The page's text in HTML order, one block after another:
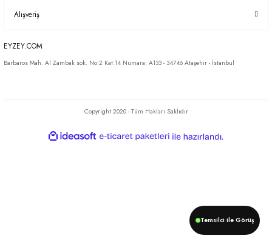
Alışveriş
EYZEY.COM
Barbaros Mah. Al Zambak sok. No:2 Kat:14 Numara: A133 - 34746 Ataşehir - İstanbul
Copyright 2020 - Tüm Hakları Saklıdır
Temsilci ile Görüş
ideasoft
e-